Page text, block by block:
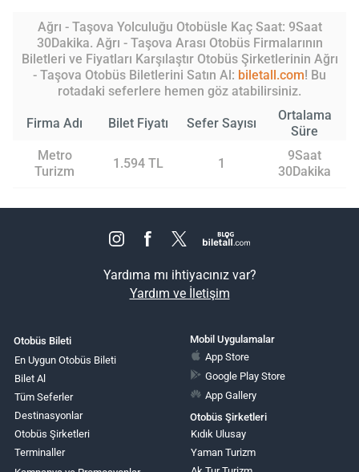
Ağrı - Taşova Yolculuğu Otobüsle Kaç Saat: 9Saat
30Dakika. Ağrı - Taşova Arası Otobüs Firmalarının
Biletleri ve Fiyatları Karşılaştır Otobüs Şirketlerinin Ağrı
- Taşova Otobüs Biletlerini Satın Al: biletall.com! Bu
rotadaki seferlere hemen göz atabilirsiniz.
Firma Adı Bilet Fiyatı Sefer Sayısı
Ortalama
Süre
Metro
Turizm
1.594 TL 1
9Saat
30Dakika
Yardıma mı ihtiyacınız var?
Yardım ve İletişim
Otobüs Bileti
En Uygun Otobüs Bileti
Bilet Al
Tüm Seferler
Destinasyonlar
Otobüs Şirketleri
Terminaller
Mobil Uygulamalar
App Store
Google Play Store
App Gallery
Otobüs Şirketleri
Kıdık Ulusay
Yaman Turizm